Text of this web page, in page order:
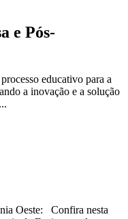
e Pós-
educativo para a
a inovação e a solução
Oeste: Confira nesta